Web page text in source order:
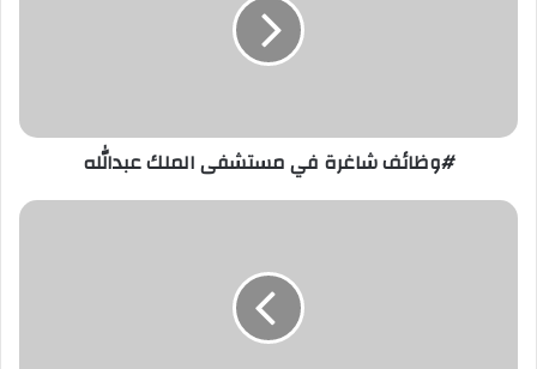
#وظائف شاغرة في مستشفى الملك عبدالله
#وظائف